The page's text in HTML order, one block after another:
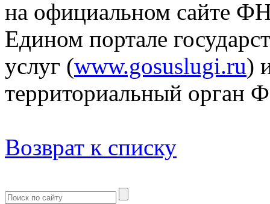
на официальном сайте
Едином портале
услуг (www.gosuslugi.ru)
территориальный орган
Возврат к списку